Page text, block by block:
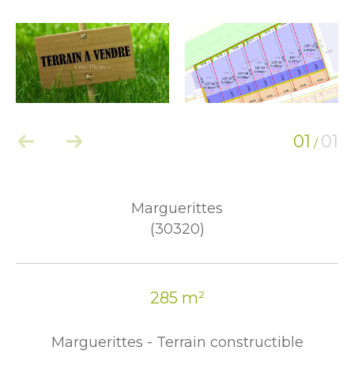
01 / 01
Marguerittes
(30320)
285 m²
Marguerittes - Terrain constructible